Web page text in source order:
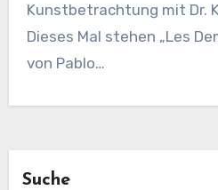
Kunstbetrachtung mit Dr.
Dieses Mal stehen „Les
von Pablo…
Suche